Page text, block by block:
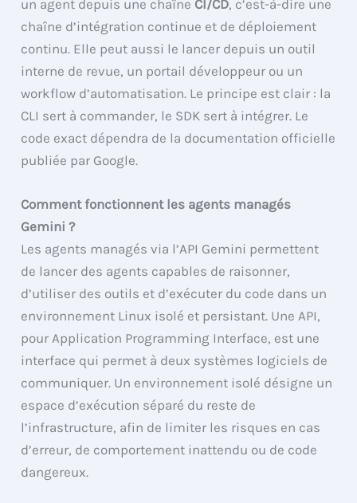
un agent depuis une chaîne CI/CD, c’est-à-dire une
chaîne d’intégration continue et de déploiement
continu. Elle peut aussi le lancer depuis un outil
interne de revue, un portail développeur ou un
workflow d’automatisation. Le principe est clair : la
CLI sert à commander, le SDK sert à intégrer. Le
code exact dépendra de la documentation officielle
publiée par Google.
Comment fonctionnent les agents managés
Gemini ?
Les agents managés via l’API Gemini permettent
de lancer des agents capables de raisonner,
d’utiliser des outils et d’exécuter du code dans un
environnement Linux isolé et persistant. Une API,
pour Application Programming Interface, est une
interface qui permet à deux systèmes logiciels de
communiquer. Un environnement isolé désigne un
espace d’exécution séparé du reste de
l’infrastructure, afin de limiter les risques en cas
d’erreur, de comportement inattendu ou de code
dangereux.